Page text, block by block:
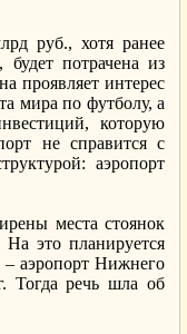
руб., хотя ранее
потрачена из
проявляет интерес
мира по футболу, а
которую
не справится с
аэропорт
места стоянок
это планируется
– аэропорт Нижнего
Тогда речь шла об